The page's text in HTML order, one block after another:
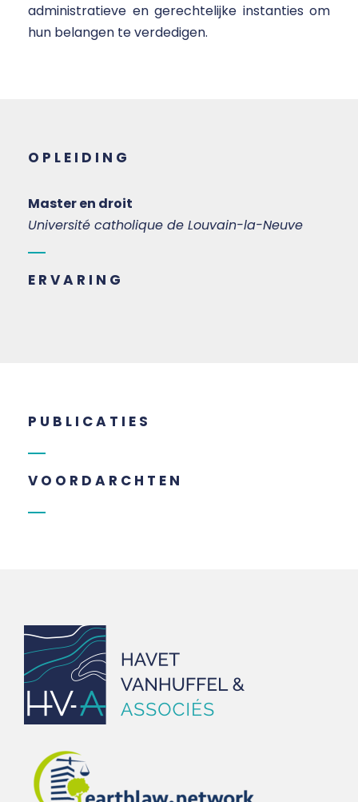
administratieve en gerechtelijke instanties om
hun belangen te verdedigen.
OPLEIDING
Master en droit
Université catholique de Louvain-la-Neuve
ERVARING
PUBLICATIES
VOORDARCHTEN